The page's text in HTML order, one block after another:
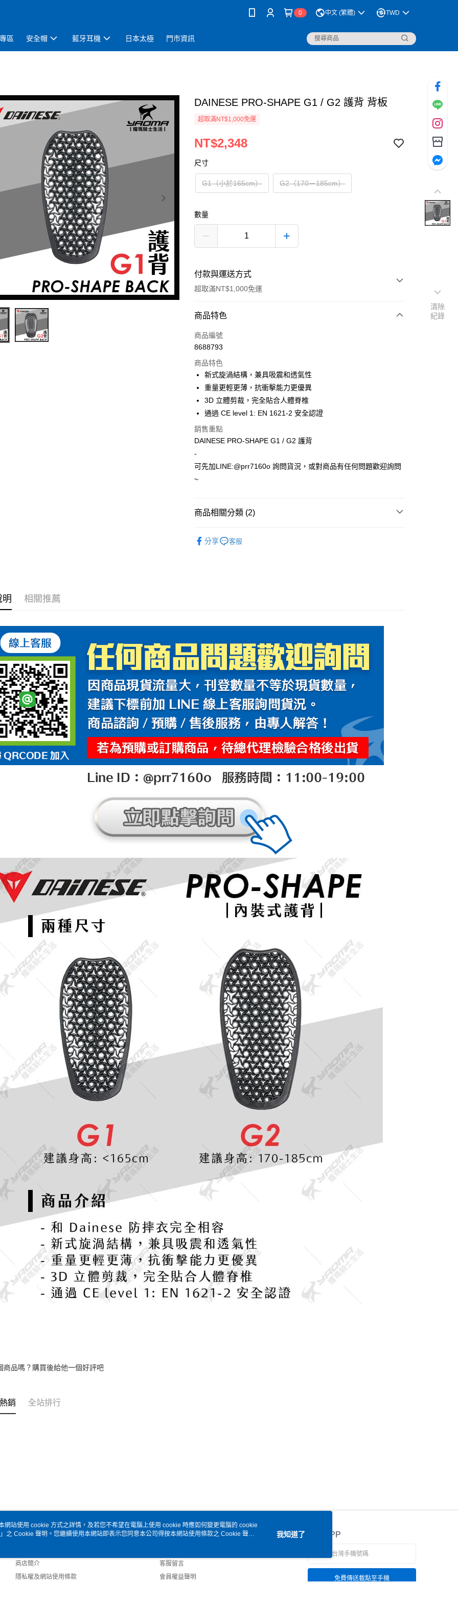
0 中文 (繁體) TWD
區 安全帽 藍牙耳機 日本太極 門市資訊
DAINESE PRO-SHAPE G1 / G2 護背 背板
超取滿NT$1,000免運
NT$2,348
尺寸
G1（小於165cm） G2（170－185cm）
數量
付款與運送方式
超取滿NT$1,000免運
付款方式
信用卡一次付款
Apple Pay
ATM付款
運送方式
全家取貨付款(安全帽一頂以上請選宅配)
每筆NT$60，滿NT$1,000(含以上)免運費
宅配
商品特色
商品編號
8688793
商品特色
新式旋渦結構，兼具吸震和透氣性
重量更輕更薄，抗衝擊能力更優異
3D 立體剪裁，完全貼合人體脊椎
通過 CE level 1: EN 1621-2 安全認證
銷售重點
DAINESE PRO-SHAPE G1 / G2 護背
-
可先加LINE:@prr7160o 詢問貨況，或對商品有任何問題歡迎詢問
~
商品相關分類 (2)
分享 客服
明 相關推薦
商品嗎？購買後給他一個好評吧
銷 全站排行
關於我們
商店簡介
隱私權及網站使用條款
客服資訊
客服留言
會員權益聲明
官方APP
免費傳送載點至手機
清除
紀錄
網站使用 cookie 方式之詳情，及若您不希望在電腦上使用 cookie 時應如何變更電腦的 cookie
」之 Cookie 聲明。您繼續使用本網站即表示您同意本公司得按本網站使用條款之 Cookie 聲明
我知道了